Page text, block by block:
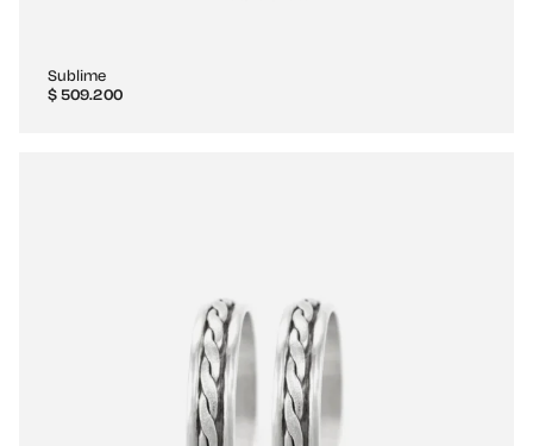
Sublime
$509.200